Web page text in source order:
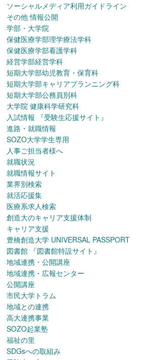
ソーシャルメディア利用ガイドライン
その他 情報公開
学部・大学院
保健医療学部理学療法学科
保健医療学部看護学科
経営学部経営学科
短期大学部幼児教育・保育科
短期大学部キャリアプランニング科
短期大学部公務員別科
大学院 健康科学研究科
入試情報
『受験生応援サイト』
進路・就職情報
SOZO大学学生専用
人事ご担当者様へ
就職状況
就職情報サイト
業界別検索
就活応援集
医療系求人検索
創造大のキャリア支援体制
キャリア支援
豊橋創造大学 UNIVERSAL PASSPORT
図書館 『図書館特設サイト』
地域連携・公開講座
地域連携・広報センター
公開講座
市民大学トラム
地域との連携
高大連携事業
SOZO起業塾
福祉の里
SDGsへの取組み